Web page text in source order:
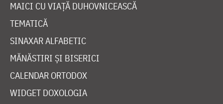
MAICI CU VIAȚĂ DUHOVNICEASCĂ
TEMATICĂ
SINAXAR ALFABETIC
MĂNĂSTIRI ȘI BISERICI
CALENDAR ORTODOX
WIDGET DOXOLOGIA